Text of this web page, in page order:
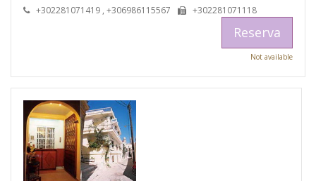
+302281071419 , +306986115567 +302281071118
Reserva
Not available